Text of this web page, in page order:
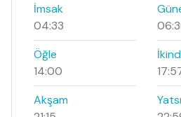
İmsak
04:33
Öğle
14:00
Akşam
Yatsı